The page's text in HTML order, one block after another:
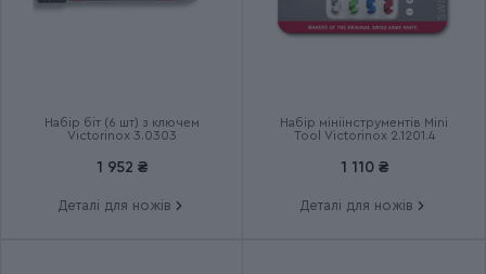
Швейцарія
Набір біт (6 шт) з ключем
Victorinox 3.0303
1 952 ₴
Деталі для ножів
Набір мініінструментів Mini
Tool Victorinox 2.1201.4
1 110 ₴
Деталі для ножів